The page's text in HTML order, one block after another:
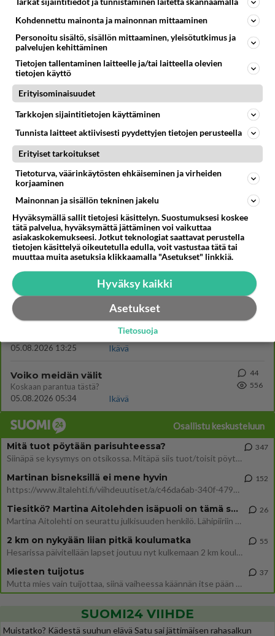
2 km on nykyään liian pitkä koulumatka
04.08.2026 10:07
55
Sinulle mies
Kohtaamme jälleen kun on oikea aika. Sitä ei voi mikään eikä kukaan estää <3 <3
04.08.2026 15:01
38
735
https://www.iltalehti.fi/viihdeuutiset/a/c46da6ab-340f-4790-aaa7-0865eed2336 Yrityksen konkurssihakemus on tullut kärä
05.08.2026 05:51
Kotimaiset julkkisjuorut
152
643
Miia Heikkinen avautui !
04.08.2026 04:27
Judo
59
616
Mitä uskot hänen ajattelevan sinusta?
😇
04.08.2026 18:30
Ikävä
Tiesitkö? Martina Aitolehden isäpuoli on tämä suosittu laulaja
05.08.2026 07:23
Kotimaiset julkkisjuorut
26
611
Mitä töitä kaivattusi on tehnyt?
05.08.2026 13:25
Ikävä
57
Voiko meidän välit
Koskaan parantua tästä?
05.08.2026 05:34
Ikävä
44
556
Osallistu keskusteluun
Mitä tuot pöytään parisuhteessa?
Siinäpä se kysymys on otsikossa. Mitäpä siis tuot/toisit pöytään parisuhteessa? Oletko mies vai nainen? Koetko sen mitä
347
Martinan bisneksillä ei mene hyvin
https://www.iltalehti.fi/viihdeuutiset/a/c46da6ab-340f-4790-aaa7-0865eed2336 Yrityksen konkurssihakemus on tullut kärä
152
Tiesitkö? Martina Aitolehden isäpuoli on tämä suosittu laulaja
Martina Aitolehti on seurattu julkisuuden henkilö. Lähipiiriin mahtuu muitakin tunnettuja henkilöitä. Tiesitkö, että Ma
26
2 km on nykyään liian pitkä koulumatka
Hesarissa päivitellään lapset joutuu nyt kulkemaan 2 km kouluun jösses. Ruostefillarilla tuo matka menee vaikka miten äk
55
Miesten tuijotus
Mutta mies vain tuijottaa, siinä vaiheessa käännän itse pään pois. Mikä juttu? Yleensä jos joku tuijottaa tai katsoo, hä
37
SUOMI24 VIIHDE
Muistatko? Kädestä suuhun elävä Satu sai jättimäisen rahasalkun
Kohdennettu mainonta ja mainonnan mittaaminen
Personoitu sisältö, sisällön mittaaminen, yleisötutkimus ja
palvelujen kehittäminen
Tietojen tallentaminen laitteelle ja/tai laitteella olevien
tietojen käyttö
Erityisominaisuudet
Tarkkojen sijaintitietojen käyttäminen
Tunnista laitteet aktiivisesti pyydettyjen tietojen perusteella
Erityiset tarkoitukset
Tietoturva, väärinkäytösten ehkäiseminen ja virheiden
korjaaminen
Mainonnan ja sisällön tekninen jakelu
Hyväksymällä sallit tietojesi käsittelyn. Suostumuksesi koskee
tätä palvelua, hyväksymättä jättäminen voi vaikuttaa
asiakaskokemukseesi. Jotkut teknologiat saattavat perustella
tietojen käsittelyä oikeutetulla edulla, voit vastustaa tätä tai
muuttaa muita asetuksia klikkaamalla "Asetukset" linkkiä.
Hyväksy kaikki
Asetukset
Tietosuoja